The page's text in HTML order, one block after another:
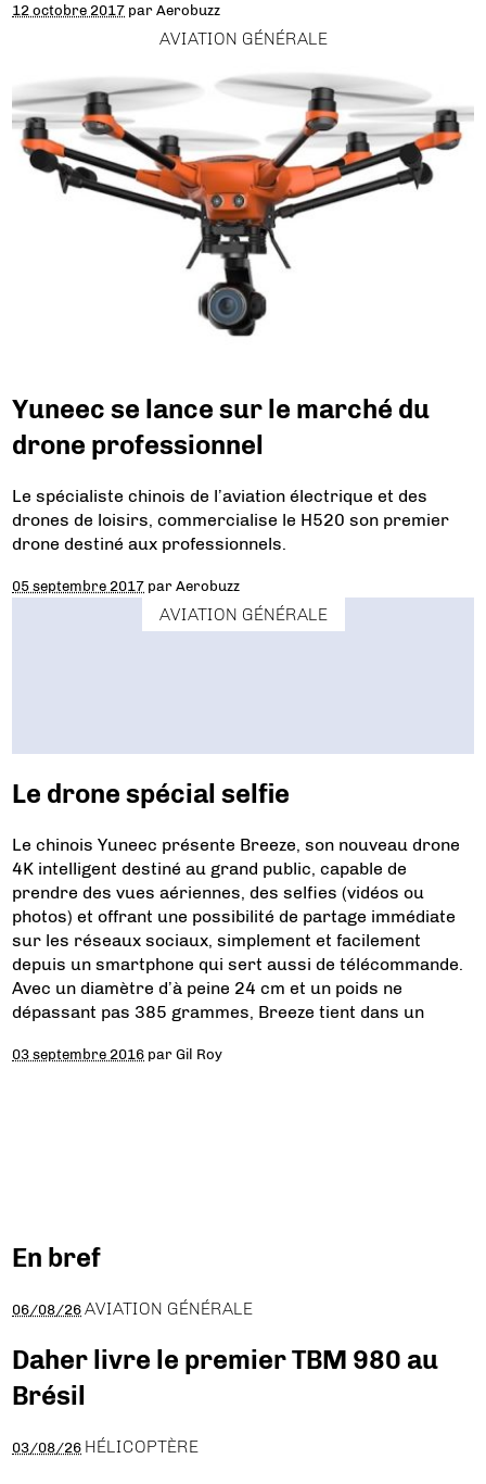
12 octobre 2017 parAerobuzz
AVIATION GÉNÉRALE
Yuneec se lance sur le marché du
drone professionnel
Le spécialiste chinois de l’aviation électrique et des
drones de loisirs, commercialise le H520 son premier
drone destiné aux professionnels.
05 septembre 2017 parAerobuzz
AVIATION GÉNÉRALE
Le drone spécial selfie
Le chinois Yuneec présente Breeze, son nouveau drone
4K intelligent destiné au grand public, capable de
prendre des vues aériennes, des selfies (vidéos ou
photos) et offrant une possibilité de partage immédiate
sur les réseaux sociaux, simplement et facilement
depuis un smartphone qui sert aussi de télécommande.
Avec un diamètre d’à peine 24 cm et un poids ne
dépassant pas 385 grammes, Breeze tient dans un
03 septembre 2016 parGil Roy
En bref
06/08/26 AVIATION GÉNÉRALE
Daher livre le premier TBM 980 au
Brésil
03/08/26 HÉLICOPTÈRE